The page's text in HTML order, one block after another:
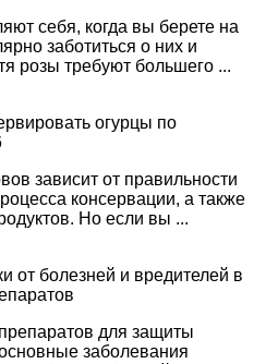
себя, когда вы берете на
заботиться о них и
розы требуют большего ...
огурцы по
зависит от правильности
консервации, а также
Но если вы ...
от болезней и вредителей в
для защиты
заболевания